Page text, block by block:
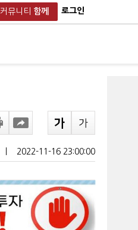
커뮤니티 함께 로그인
2022-11-16 23:00:00